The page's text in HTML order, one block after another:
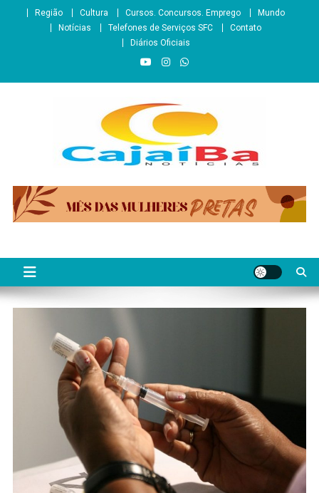
Região Cultura Cursos. Concursos. Emprego
Mundo
Notícias
Telefones de Serviços SFC
Contato
Diários Oficiais
CajaíbaNotícias